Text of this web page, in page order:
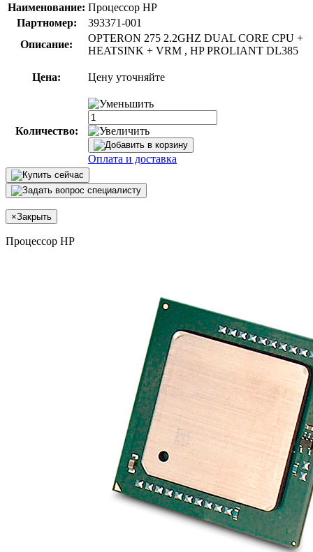
Наименование: Процессор HP
Партномер:
393371-001
Описание:
OPTERON 275 2.2GHZ DUAL CORE CPU +
HEATSINK + VRM , HP PROLIANT DL385
Цена: Цену уточняйте
Количество:
Оплата и доставка
×Закрыть
Процессор HP